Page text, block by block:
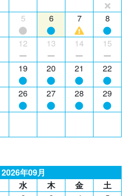
5 6 7 8
12 13 14 15
19 20 21 22
26 27 28 29
2026年09月
水 木 金
土